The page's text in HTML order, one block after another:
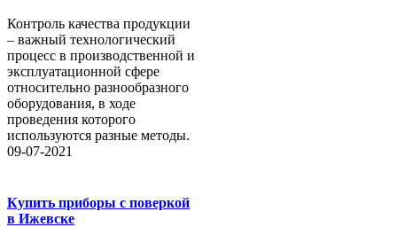
Контроль качества продукции
– важный технологический
процесс в производственной и
эксплуатационной сфере
относительно разнообразного
оборудования, в ходе
проведения которого
используются разные методы.
09-07-2021
Купить приборы с поверкой
в Ижевске